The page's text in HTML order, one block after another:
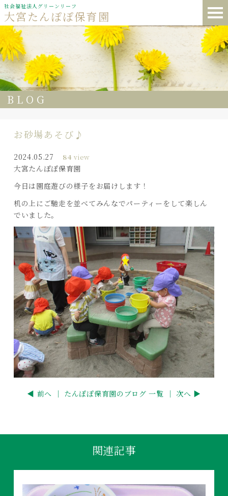
社会福祉法人グリーンリーフ
大宮たんぽぽ保育園
BLOG
お砂場あそび♪
2024.05.27 84 view
大宮たんぽぽ保育園
今日は園庭遊びの様子をお届けします！
机の上にご馳走を並べてみんなでパーティーをして楽しん
でいました。
◀ 前へ ｜ たんぽぽ保育園のブログ 一覧 ｜ 次へ ▶
関連記事